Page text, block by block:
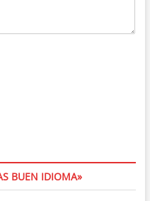
BUEN IDIOMA»